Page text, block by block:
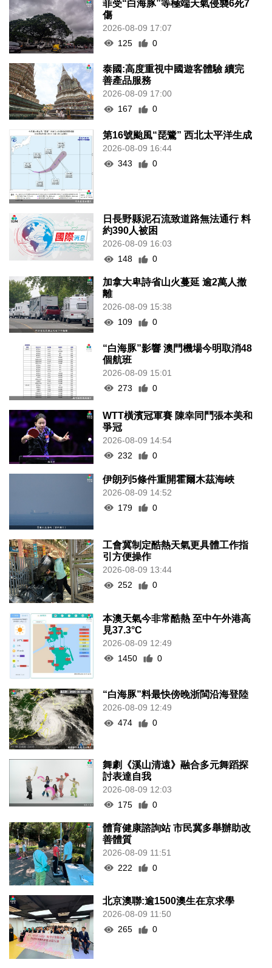
菲受“白海豚”等極端天氣侵襲6死7
傷
2026-08-09 17:07
125
0
泰國:高度重視中國遊客體驗 續完
善產品服務
2026-08-09 17:00
167
0
第16號颱風“琵鷺” 西北太平洋生成
2026-08-09 16:44
343
0
日長野縣泥石流致道路無法通行 料
約390人被困
2026-08-09 16:03
148
0
加拿大卑詩省山火蔓延 逾2萬人撤
離
2026-08-09 15:38
109
0
“白海豚”影響 澳門機場今明取消48
個航班
2026-08-09 15:01
273
0
WTT橫濱冠軍賽 陳幸同鬥張本美和
爭冠
2026-08-09 14:54
232
0
伊朗列5條件重開霍爾木茲海峽
2026-08-09 14:52
179
0
工會冀制定酷熱天氣更具體工作指
引方便操作
2026-08-09 13:44
252
0
本澳天氣今非常酷熱 至中午外港高
見37.3°C
2026-08-09 12:49
1450
0
“白海豚”料最快傍晚浙閩沿海登陸
2026-08-09 12:49
474
0
舞劇《溪山清遠》融合多元舞蹈探
討表達自我
2026-08-09 12:03
175
0
體育健康諮詢站 市民冀多舉辦助改
善體質
2026-08-09 11:51
222
0
北京澳聯:逾1500澳生在京求學
2026-08-09 11:50
265
0